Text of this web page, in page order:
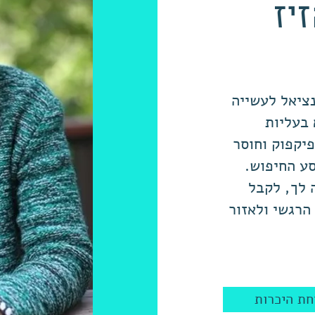
לעשייה
וחוסר
החיפוש.
לך, לקבל
ולאזור
היכרות